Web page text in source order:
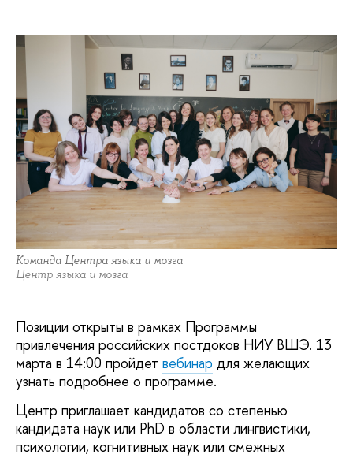
Команда Центра языка и мозга
Центр языка и мозга
Позиции открыты в рамках Программы
привлечения российских постдоков НИУ ВШЭ. 13
марта в 14:00 пройдет вебинар для желающих
узнать подробнее о программе.
Центр приглашает кандидатов со степенью
кандидата наук или PhD в области лингвистики,
психологии, когнитивных наук или смежных